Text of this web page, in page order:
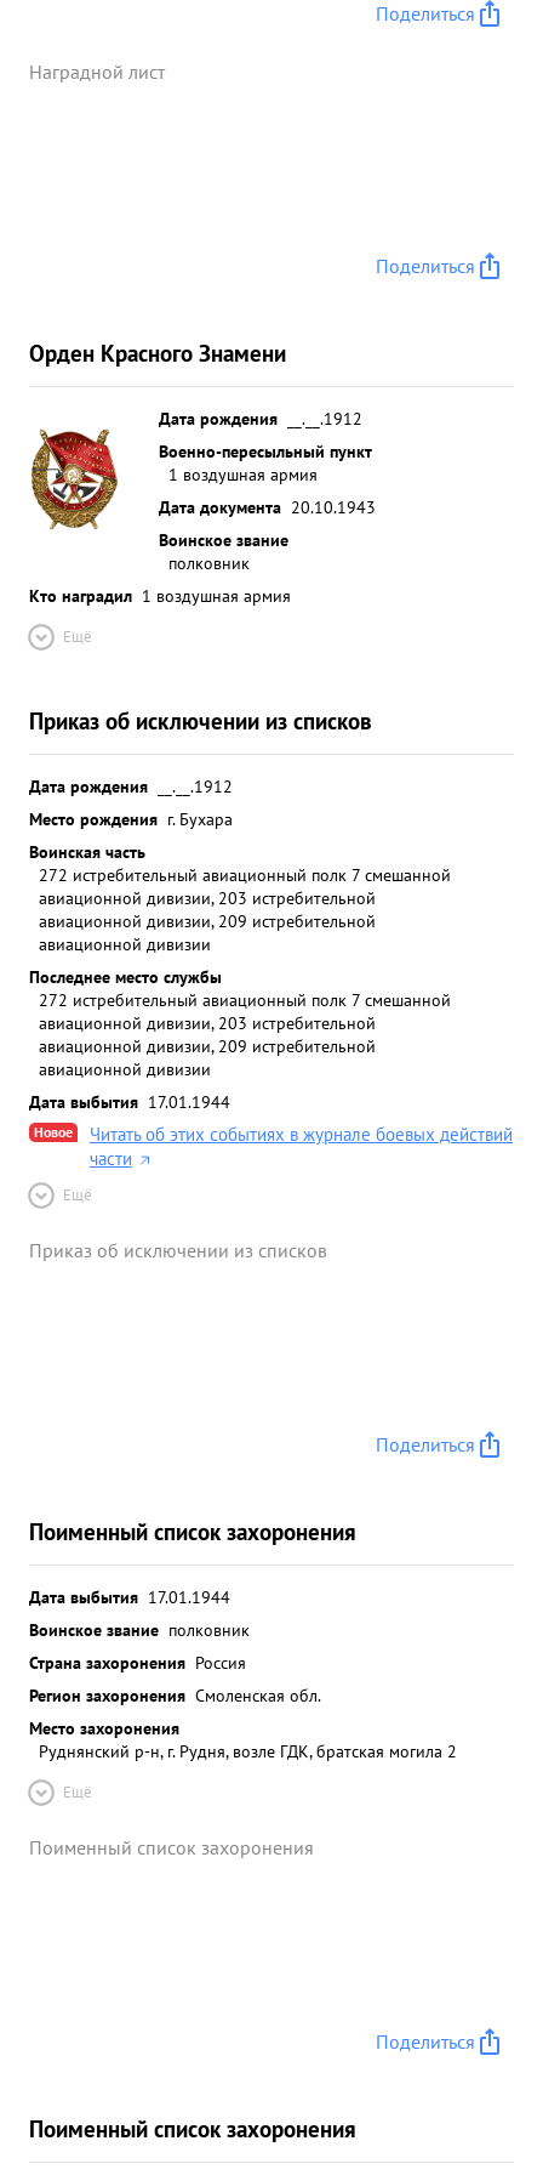
полковником ШЕВЦОВЫМ лично сбито 2
подтверждение наземного командования. за
Поделиться
Наградной лист
Поделиться
Орден Красного Знамени
Дата рождения
__.__.1912
Военно-пересыльный пункт
1 воздушная армия
Дата документа 20.10.1943
Воинское звание
полковник
Кто наградил 1 воздушная армия
Ещё
Приказ об исключении из списков
Дата рождения
__.__.1912
Место рождения г. Бухара
Воинская часть
272 истребительный авиационный полк 7 смешанной
авиационной дивизии, 203 истребительной
авиационной дивизии, 209 истребительной
авиационной дивизии
Последнее место службы
272 истребительный авиационный полк 7 смешанной
авиационной дивизии, 203 истребительной
авиационной дивизии, 209 истребительной
авиационной дивизии
Дата выбытия 17.01.1944
Новое
Читать об этих событиях в журнале боевых действий
части
Ещё
Приказ об исключении из списков
Поделиться
Поименный список захоронения
Дата выбытия 17.01.1944
Воинское звание полковник
Страна захоронения Россия
Регион захоронения Смоленская обл.
Место захоронения
Руднянский р-н, г. Рудня, возле ГДК, братская могила 2
Ещё
Поименный список захоронения
Поделиться
Поименный список захоронения